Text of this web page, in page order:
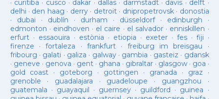
· curitiba · cusco · dakar · dallas · darmstadt· davis · delft ·
delhi · den haag · derry· detroit· dnipropetrovsk· donostia
· dubai · dublín · durham · düsseldorf· edinburgh ·
edmonton · eindhoven · el caire · el salvador · enniskillen ·
erfurt· essaouira · estònia · etiopia · exeter· fes· fiji ·
firenze ·fortaleza · frankfurt· freiburg im breisgau ·
fribourg · galati · galiza · galway· gambia · gasteiz · gdansk
· geneve · genova · gent· ghana · gibraltar· glasgow· goa ·
gold coast · goteborg · gottingen · granada · graz ·
grenoble · guadalajara · guadeloupe · guangzhou ·
guatemala · guayaquil · guernsey· guildford · guinea ·